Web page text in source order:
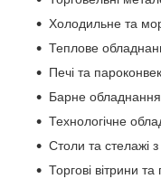
Холодильне та
Теплове
Печі та
Барне
Технологічне
Столи та стелажі
Торгові вітрини